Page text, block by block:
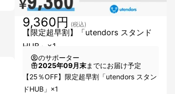
【限定超早割】「utendors スタンド
HUB」×1
9,360円 (税込)
のサポーター
2025年09月末までにお届け予定
【25％OFF】限定超早割「utendors スタン
ドHUB」×1